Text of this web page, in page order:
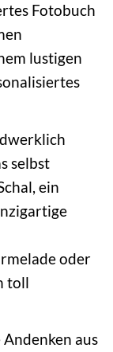
Fotobuch
lustigen
selbst
ein
oder
toll
aus